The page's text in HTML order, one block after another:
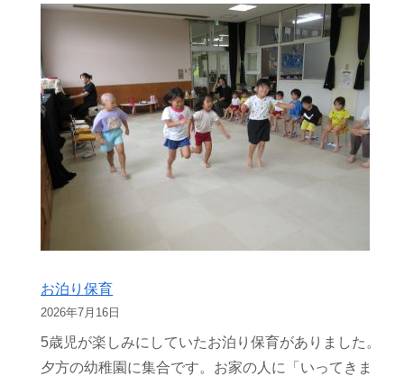
お泊り保育
2026年7月16日
5歳児が楽しみにしていたお泊り保育がありました。
夕方の幼稚園に集合です。お家の人に「いってきま